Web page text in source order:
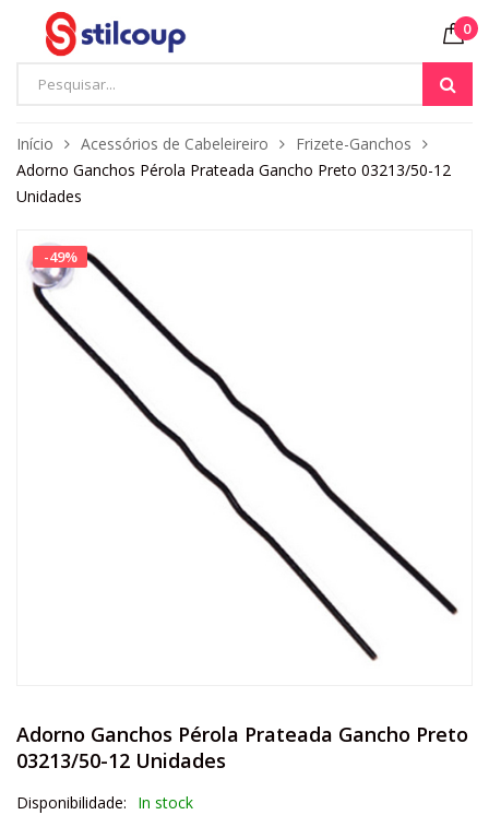
0
Início Acessórios de Cabeleireiro
Frizete-Ganchos
Adorno Ganchos Pérola Prateada Gancho Preto 03213/50-12
Unidades
-49%
Adorno Ganchos Pérola Prateada Gancho Preto
03213/50-12 Unidades
Disponibilidade: In stock